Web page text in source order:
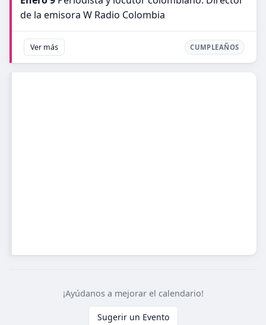
de la emisora W Radio Colombia
Ver más CUMPLEAÑOS
¡Ayúdanos a mejorar el calendario!
Sugerir un Evento